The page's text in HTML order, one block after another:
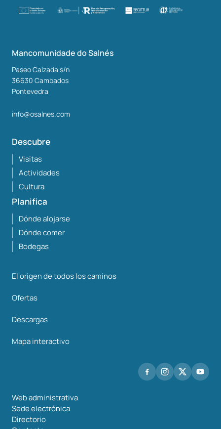
Mancomunidade do Salnés
Paseo Calzada s/n
36630 Cambados
Pontevedra
info@osalnes.com
Descubre
Visitas
Actividades
Cultura
Planifica
Dónde alojarse
Dónde comer
Bodegas
El origen de todos los caminos
Ofertas
Descargas
Mapa interactivo
Web administrativa
Sede electrónica
Directorio